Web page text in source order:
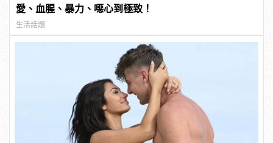
愛、血腥、暴力、噁心到極致！
生活話題